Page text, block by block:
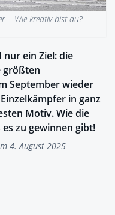
| Wie kreativ bist du?
nur ein Ziel: die
größten
September wieder
in ganz
Motiv. Wie die
zu gewinnen gibt!
4. August 2025